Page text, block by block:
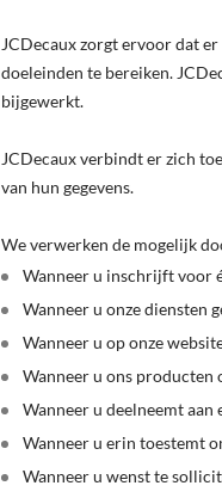
JCDecaux zorgt ervoor dat
doeleinden te bereiken.
bijgewerkt.
JCDecaux verbindt er zich
van hun gegevens.
We verwerken de mogelijk
Wanneer u inschrijft voor
Wanneer u onze diensten
Wanneer u op onze
Wanneer u ons producten
Wanneer u deelneemt
Wanneer u erin toestemt
Wanneer u wenst te